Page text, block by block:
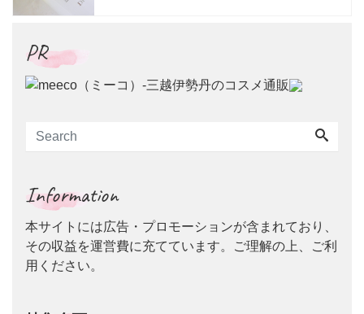
PR
Information
本サイトには広告・プロモーションが含まれており、
その収益を運営費に充てています。ご理解の上、ご利
用ください。